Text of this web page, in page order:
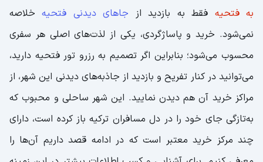
به فتحیه فقط به بازدید از جاهای دیدنی فتحیهخلاصه
نمی‌شود. خرید و پاساژگردی، یکی از لذت‌‌های اصلی هر سفری
محسوب می‌شود؛ بنابراین اگر تصمیم به رزرو تور فتحیه دارید،
می‌توانید در کنار تفریح و بازدید از جاذبه‌‌های دیدنی این شهر، از
مراکز خرید آن هم دیدن نمایید. این شهر ساحلی و محبوب که
به‌تازگی جای خود را در دل مسافران ترکیه باز کرده است، دارای
چند مرکز خرید معتبر است که در ادامه قصد داریم آن‌ها را